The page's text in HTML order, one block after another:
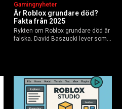
Är Roblox grundare död?
Fakta från 2025
Gamingnyheter
Rykten om Roblox grundare död är
falska. David Baszucki lever som